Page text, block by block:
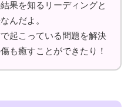
果を知るリーディングと
んだよ。
起こっている問題を解決
も癒すことができたり！